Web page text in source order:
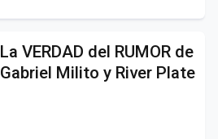
La VERDAD del RUMOR de
Gabriel Milito y River Plate